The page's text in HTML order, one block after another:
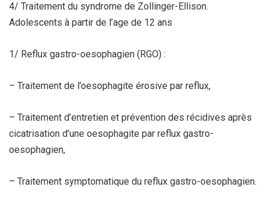
4/ Traitement du syndrome de Zollinger-Ellison.
Adolescents à partir de l’age de 12 ans
1/ Reflux gastro-oesophagien (RGO) :
– Traitement de l’oesophagite érosive par reflux,
– Traitement d’entretien et prévention des récidives après
cicatrisation d’une oesophagite par reflux gastro-
oesophagien,
– Traitement symptomatique du reflux gastro-oesophagien.